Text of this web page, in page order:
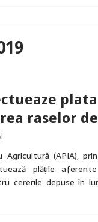
SAME Explorer 125 GS -
aveți ciorchini sănătoși,
raselor
(APIA),
plățile
cererile depuse în